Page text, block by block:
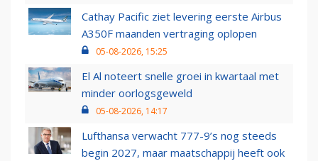
Cathay Pacific ziet levering eerste Airbus
A350F maanden vertraging oplopen
05-08-2026, 15:25
El Al noteert snelle groei in kwartaal met
minder oorlogsgeweld
05-08-2026, 14:17
Lufthansa verwacht 777-9’s nog steeds
begin 2027, maar maatschappij heeft ook